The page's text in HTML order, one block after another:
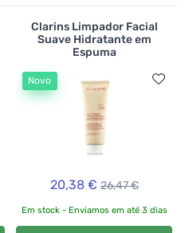
Clarins Limpador Facial
Suave Hidratante em
Espuma
Novo
20,38 € 26,47 €
Em stock - Enviamos em até 3 dias